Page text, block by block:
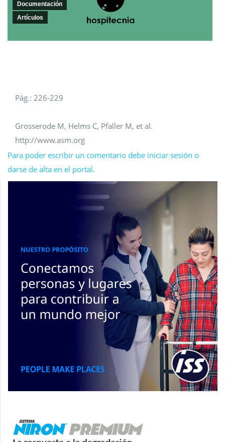
Documentación
Artículos
Pág.: 226-229
Grosserode M, Helms C, Pfaller M, et al.
http://www.asm.org
Para poder escribir un comentario debe iniciar sesión o
darse de alta en el portal.